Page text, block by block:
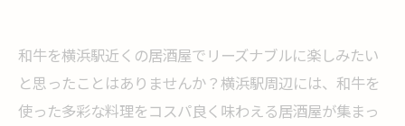
和牛を横浜駅近くの居酒屋でリーズナブルに楽しみたい
と思ったことはありませんか？横浜駅周辺には、和牛を
使った多彩な料理をコスパ良く味わえる居酒屋が集まっ